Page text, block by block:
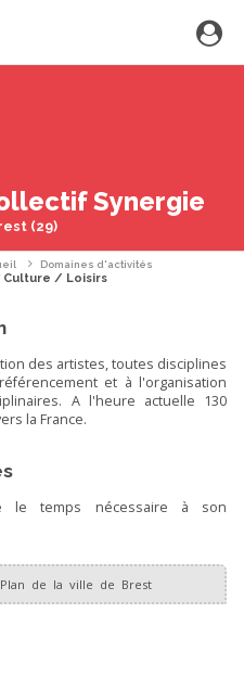
Synergie
(29)
Domaines d'activités
Culture / Loisirs
des artistes, toutes disciplines
et à l'organisation
A l'heure actuelle 130
la France.
le temps nécessaire à son